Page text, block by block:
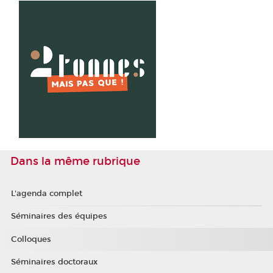
Dans la même rubrique
L'agenda complet
Séminaires des équipes
Colloques
Séminaires doctoraux